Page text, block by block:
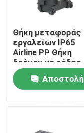
Σπίτι
Βίντεο
Θήκη μεταφοράς
εργαλείων IP65
Airline PP Θήκη
δρόμου με ρόδες
Αποστολή